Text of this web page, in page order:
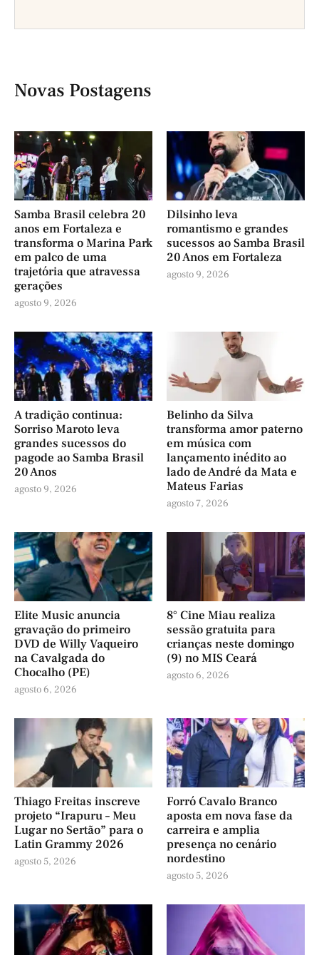
Novas Postagens
Samba Brasil celebra 20
anos em Fortaleza e
transforma o Marina Park
em palco de uma
trajetória que atravessa
gerações
agosto 9, 2026
Dilsinho leva
romantismo e grandes
sucessos ao Samba Brasil
20 Anos em Fortaleza
agosto 9, 2026
A tradição continua:
Sorriso Maroto leva
grandes sucessos do
pagode ao Samba Brasil
20 Anos
agosto 9, 2026
Belinho da Silva
transforma amor paterno
em música com
lançamento inédito ao
lado de André da Mata e
Mateus Farias
agosto 7, 2026
Elite Music anuncia
gravação do primeiro
DVD de Willy Vaqueiro
na Cavalgada do
Chocalho (PE)
agosto 6, 2026
8° Cine Miau realiza
sessão gratuita para
crianças neste domingo
(9) no MIS Ceará
agosto 6, 2026
Thiago Freitas inscreve
projeto “Irapuru – Meu
Lugar no Sertão” para o
Latin Grammy 2026
agosto 5, 2026
Forró Cavalo Branco
aposta em nova fase da
carreira e amplia
presença no cenário
nordestino
agosto 5, 2026